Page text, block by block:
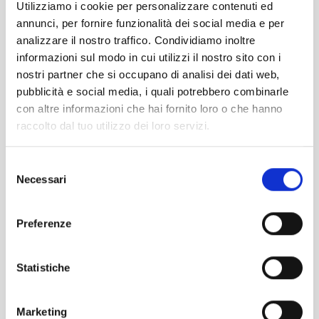
Utilizziamo i cookie per personalizzare contenuti ed
annunci, per fornire funzionalità dei social media e per
analizzare il nostro traffico. Condividiamo inoltre
informazioni sul modo in cui utilizzi il nostro sito con i
nostri partner che si occupano di analisi dei dati web,
pubblicità e social media, i quali potrebbero combinarle
con altre informazioni che hai fornito loro o che hanno
raccolto dal tuo utilizzo dei loro servizi.
delNecessari
Preferenze
Statistiche
Marketing
specifiche, migliorandone la gestione, la pianificazione e
la progettazione finanziaria.
L’Advisor opera per conto di Garanzia Etica in attività di
monitoraggio, consulenza sulla pianificazione e
progettazione finanziaria, business due diligence,
financial due diligence e debt sustainability.
La rete di Advisor convenzionati è coinvolta attivamente
nelle attività di monitoraggio del portafoglio di Garanzia
Etica. L’Advisor svolge visite aziendali sul territorio
nazionale, nella fase iniziale di valutazione dell’impresa
prevenire situazioni di difficile gestione e recupero.